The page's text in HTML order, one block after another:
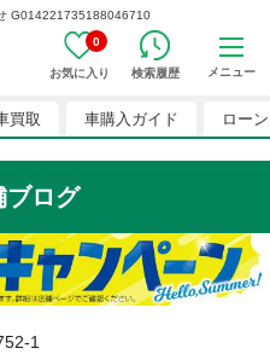
G014221735188046710
0
お気に入り 検索履歴 メニュー
買取 車購入ガイド ローン
ブログ
1